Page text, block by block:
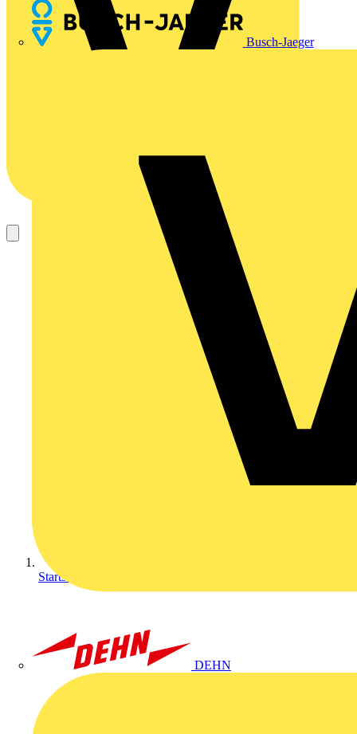
Busch-Jaeger
DEHN
Startseite